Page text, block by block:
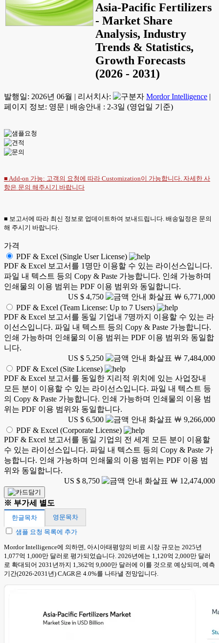
Asia-Pacific Fertilizers
- Market Share
Analysis, Industry
Trends & Statistics,
Growth Forecasts
(2026 - 2031)
발행일: 2026년 06월 | 리서치사: Mordor Intelligence |
페이지 정보: 영문 | 배송안내 : 2-3일 (영업일 기준)
■ Add-on 가능: 고객의 요청에 따라 Customization이 가능합니다. 자세한 사
항은 문의 해주시기 바랍니다
■ 보고서에 따라 최신 정보로 업데이트하여 보내드립니다. 배송일정은 문의
해 주시기 바랍니다.
가격
PDF & Excel (Single User License)
PDF & Excel 보고서를 1명만 이용할 수 있는 라이선스입니다.
파일 내 텍스트 등의 Copy & Paste 가능합니다. 인쇄 가능하며
인쇄물의 이용 범위는 PDF 이용 범위와 동일합니다.
US $ 4,750
￦ 6,771,000
PDF & Excel (Team License: Up to 7 Users)
PDF & Excel 보고서를 동일 기업내 7명까지 이용할 수 있는 라
이선스입니다. 파일 내 텍스트 등의 Copy & Paste 가능합니다.
인쇄 가능하며 인쇄물의 이용 범위는 PDF 이용 범위와 동일합
니다.
US $ 5,250
￦ 7,484,000
PDF & Excel (Site License)
PDF & Excel 보고서를 동일한 지리적 위치에 있는 사업장내
모든 분이 이용할 수 있는 라이선스입니다. 파일 내 텍스트 등
의 Copy & Paste 가능합니다. 인쇄 가능하며 인쇄물의 이용 범
위는 PDF 이용 범위와 동일합니다.
US $ 6,500
￦ 9,266,000
PDF & Excel (Corporate License)
PDF & Excel 보고서를 동일 기업의 전 세계 모든 분이 이용할
수 있는 라이선스입니다. 파일 내 텍스트 등의 Copy & Paste 가
능합니다. 인쇄 가능하며 인쇄물의 이용 범위는 PDF 이용 범
위와 동일합니다.
US $ 8,750
￦ 12,474,000
※ 부가세 별도
한글목차
영문목차
샘플 요청 목록에 추가
Mordor Intelligence에 의하면, 아시아태평양의 비료 시장 규모는 2025년
1,077억 1,000만 달러로 평가되었습니다. 2026년에는 1,120억 2,000만 달러
로 확대되어 2031년까지 1,362억 9,000만 달러에 이를 것으로 예상되며, 예측
기간(2026-2031년) CAGR은 4.0%를 나타낼 전망입니다.